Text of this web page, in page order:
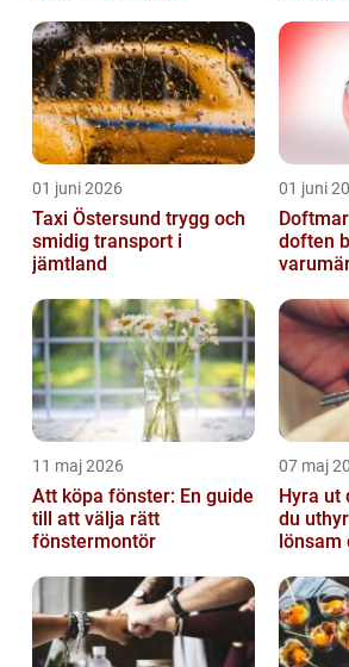
01 juni 2026
Taxi Östersund trygg och
smidig transport i
jämtland
01 juni
doften
11 maj 2026
Att köpa fönster: En guide
till att välja rätt
fönstermontör
07 maj
Hyra ut
du
lönsam